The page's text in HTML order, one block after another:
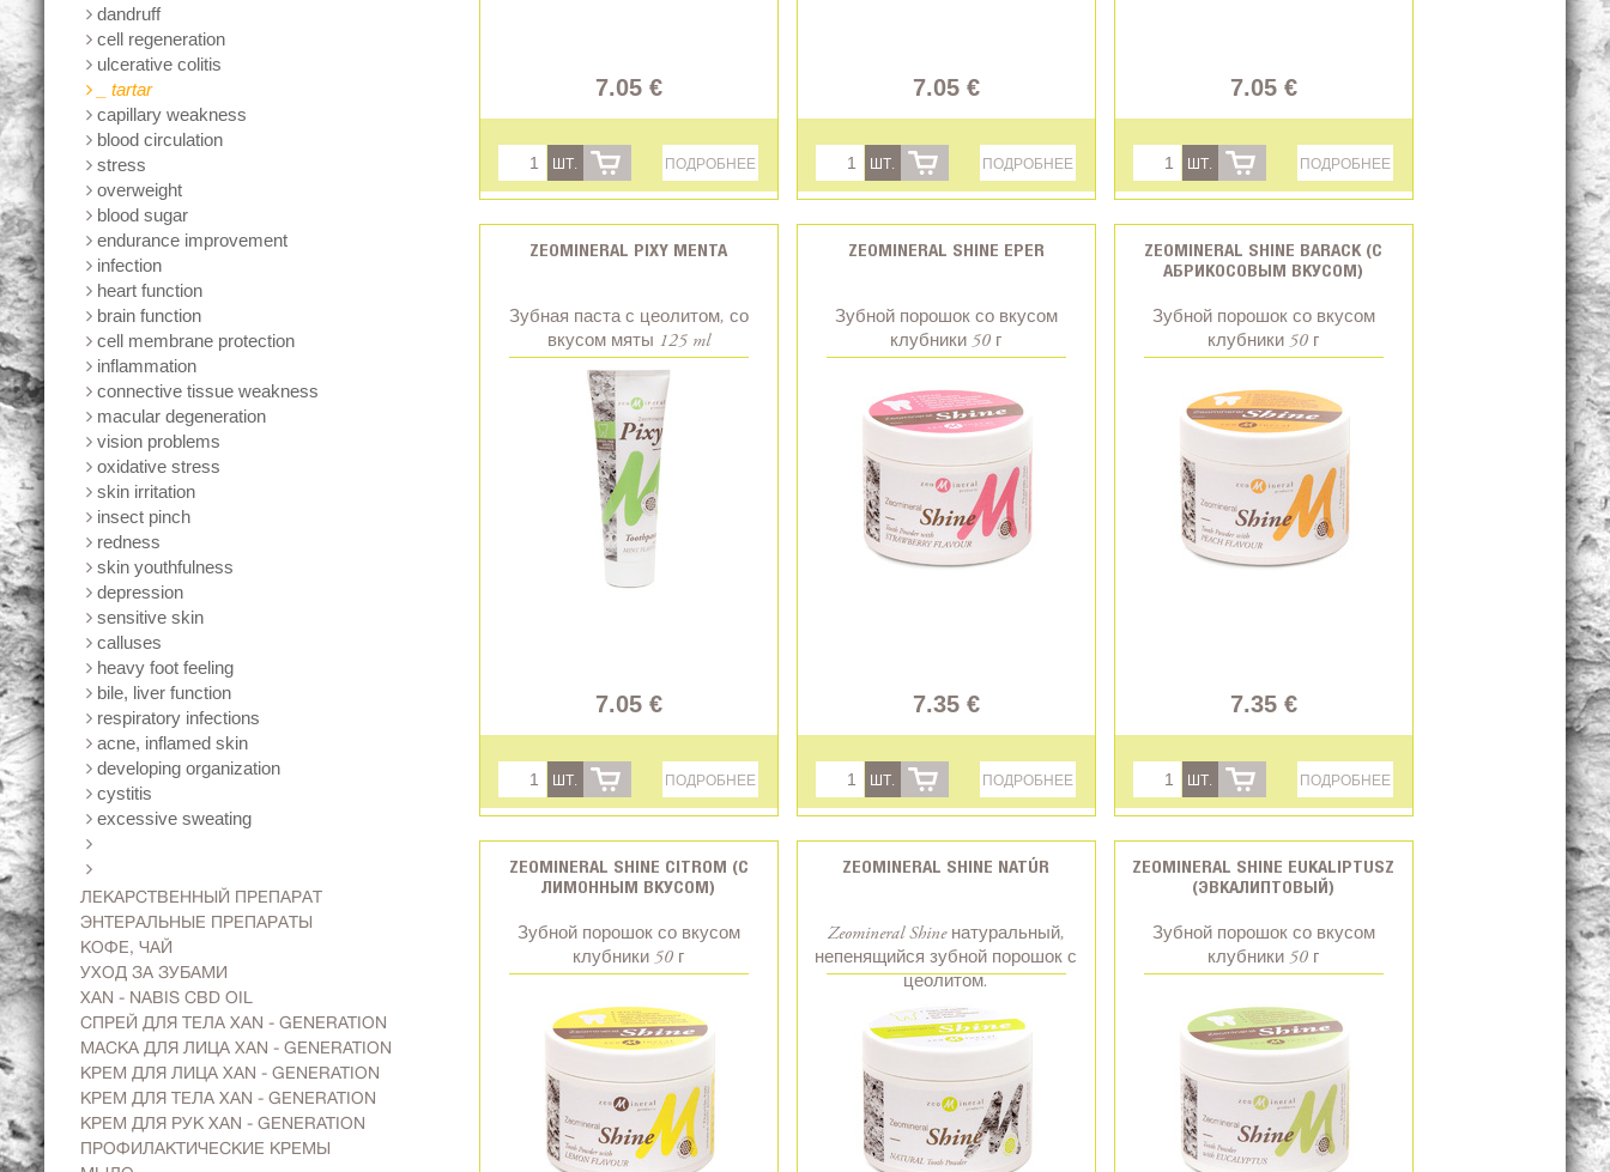
dandruff
cell regeneration
ulcerative colitis
_ tartar
capillary weakness
blood circulation
stress
overweight
blood sugar
endurance improvement
infection
heart function
brain function
cell membrane protection
inflammation
connective tissue weakness
macular degeneration
vision problems
oxidative stress
skin irritation
insect pinch
redness
skin youthfulness
depression
sensitive skin
calluses
heavy foot feeling
bile, liver function
respiratory infections
acne, inflamed skin
developing organization
cystitis
excessive sweating
ЛЕКАРСТВЕННЫЙ ПРЕПАРАТ
ЭНТЕРАЛЬНЫЕ ПРЕПАРАТЫ
KОФЕ, ЧАЙ
УХОД ЗА ЗУБАМИ
XAN - NABIS CBD OIL
СПРЕЙ ДЛЯ ТЕЛА XAN - GENERATION
МАСКА ДЛЯ ЛИЦА XAN - GENERATION
KРЕМ ДЛЯ ЛИЦА XAN - GENERATION
КРЕМ ДЛЯ ТЕЛА XAN - GENERATION
КРЕМ ДЛЯ РУК XAN - GENERATION
ПРОФИЛАКТИЧЕСКИЕ КРЕМЫ
7.05 €
ШТ. ПОДРОБНЕЕ
7.05 €
ШТ. ПОДРОБНЕЕ
7.05 €
ШТ. ПОДРОБНЕЕ
ZEOMINERAL PIXY MENTA
Зубная паста с цеолитом, со
вкусом мяты 125 ml
7.05 €
ШТ. ПОДРОБНЕЕ
ZEOMINERAL SHINE EPER
Зубной порошок со вкусом
клубники 50 г
7.35 €
ШТ. ПОДРОБНЕЕ
ZEOMINERAL SHINE BARACK (С
АБРИКОСОВЫМ ВКУСОМ)
Зубной порошок со вкусом
клубники 50 г
7.35 €
ШТ. ПОДРОБНЕЕ
ZEOMINERAL SHINE CITROM (С
ЛИМОННЫМ ВКУСОМ)
Зубной порошок со вкусом
клубники 50 г
ZEOMINERAL SHINE NATÚR
Zeomineral Shine натуральный,
непенящийся зубной порошок с
цеолитом.
ZEOMINERAL SHINE EUKALIPTUSZ
(ЭВКАЛИПТОВЫЙ)
Зубной порошок со вкусом
клубники 50 г